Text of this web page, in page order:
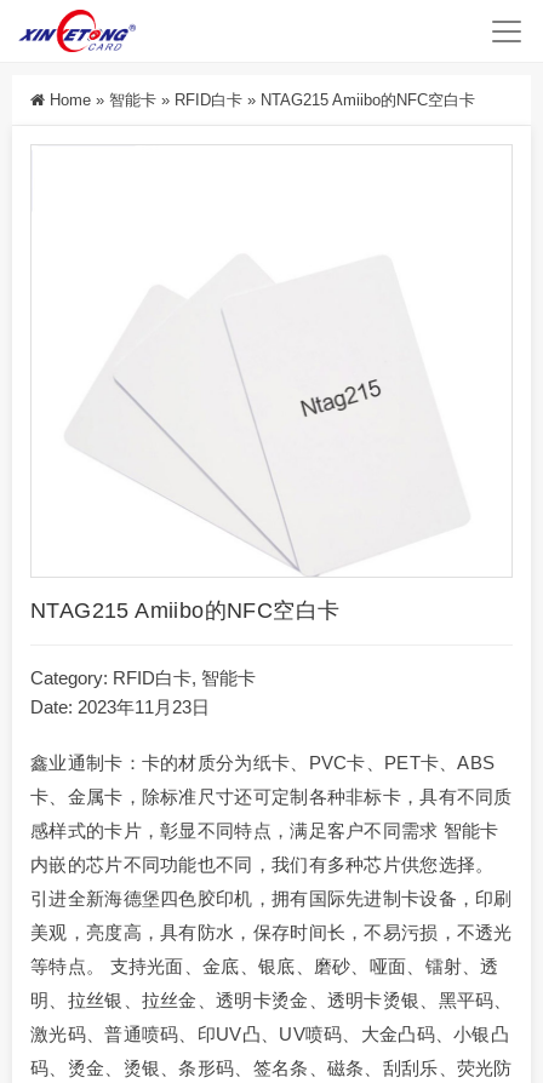
Home » 智能卡 » RFID白卡 » NTAG215 Amiibo的NFC空白卡
NTAG215 Amiibo的NFC空白卡
Category: RFID白卡, 智能卡
Date: 2023年11月23日
鑫业通制卡：卡的材质分为纸卡、PVC卡、PET卡、ABS
卡、金属卡，除标准尺寸还可定制各种非标卡，具有不同质
感样式的卡片，彰显不同特点，满足客户不同需求 智能卡
内嵌的芯片不同功能也不同，我们有多种芯片供您选择。
引进全新海德堡四色胶印机，拥有国际先进制卡设备，印刷
美观，亮度高，具有防水，保存时间长，不易污损，不透光
等特点。 支持光面、金底、银底、磨砂、哑面、镭射、透
明、拉丝银、拉丝金、透明卡烫金、透明卡烫银、黑平码、
激光码、普通喷码、印UV凸、UV喷码、大金凸码、小银凸
码、烫金、烫银、条形码、签名条、磁条、刮刮乐、荧光防